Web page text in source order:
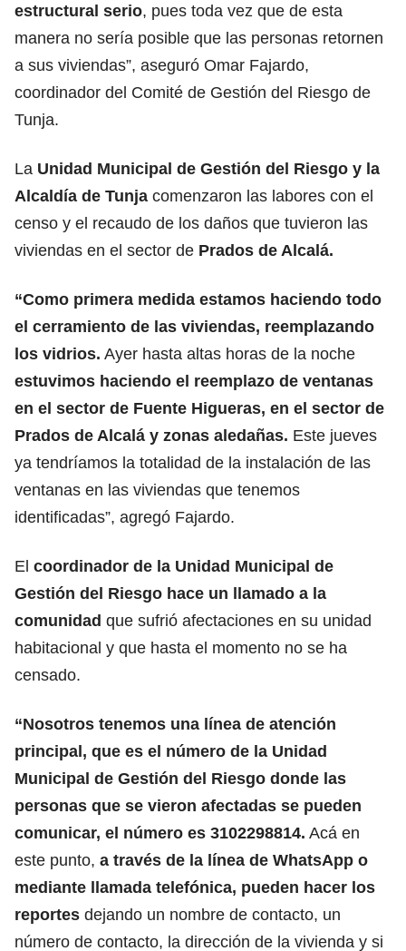
estructural serio, pues toda vez que de esta
manera no sería posible que las personas retornen
a sus viviendas”, aseguró Omar Fajardo,
coordinador del Comité de Gestión del Riesgo de
Tunja.
La Unidad Municipal de Gestión del Riesgo y la
Alcaldía de Tunja comenzaron las labores con el
censo y el recaudo de los daños que tuvieron las
viviendas en el sector de Prados de Alcalá.
“Como primera medida estamos haciendo todo
el cerramiento de las viviendas, reemplazando
los vidrios. Ayer hasta altas horas de la noche
estuvimos haciendo el reemplazo de ventanas
en el sector de Fuente Higueras, en el sector de
Prados de Alcalá y zonas aledañas. Este jueves
ya tendríamos la totalidad de la instalación de las
ventanas en las viviendas que tenemos
identificadas”, agregó Fajardo.
El coordinador de la Unidad Municipal de
Gestión del Riesgo hace un llamado a la
comunidad que sufrió afectaciones en su unidad
habitacional y que hasta el momento no se ha
censado.
“Nosotros tenemos una línea de atención
principal, que es el número de la Unidad
Municipal de Gestión del Riesgo donde las
personas que se vieron afectadas se pueden
comunicar, el número es 3102298814. Acá en
este punto, a través de la línea de WhatsApp o
mediante llamada telefónica, pueden hacer los
reportes dejando un nombre de contacto, un
número de contacto, la dirección de la vivienda y si